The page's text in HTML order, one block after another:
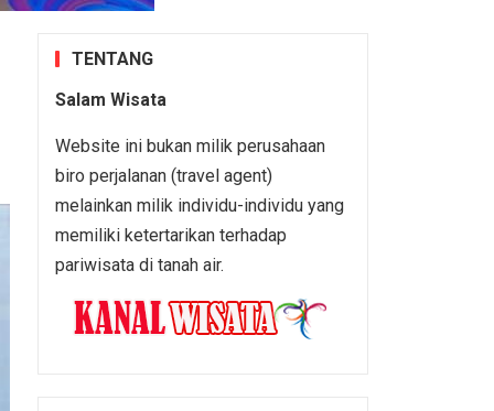
TENTANG
Salam Wisata
Website ini bukan milik perusahaan
biro perjalanan (travel agent)
melainkan milik individu-individu yang
memiliki ketertarikan terhadap
pariwisata di tanah air.